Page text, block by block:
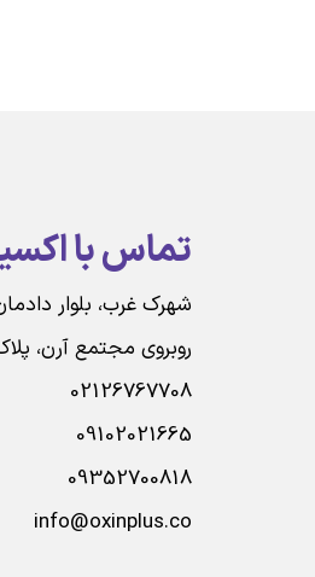
تماس با
شهرک غرب، بلوار
روبروی مجتمع آرن، پلاک 9-11، طبقه ۴،
02126767708
09102021665
09352700818
info@oxinplus.co